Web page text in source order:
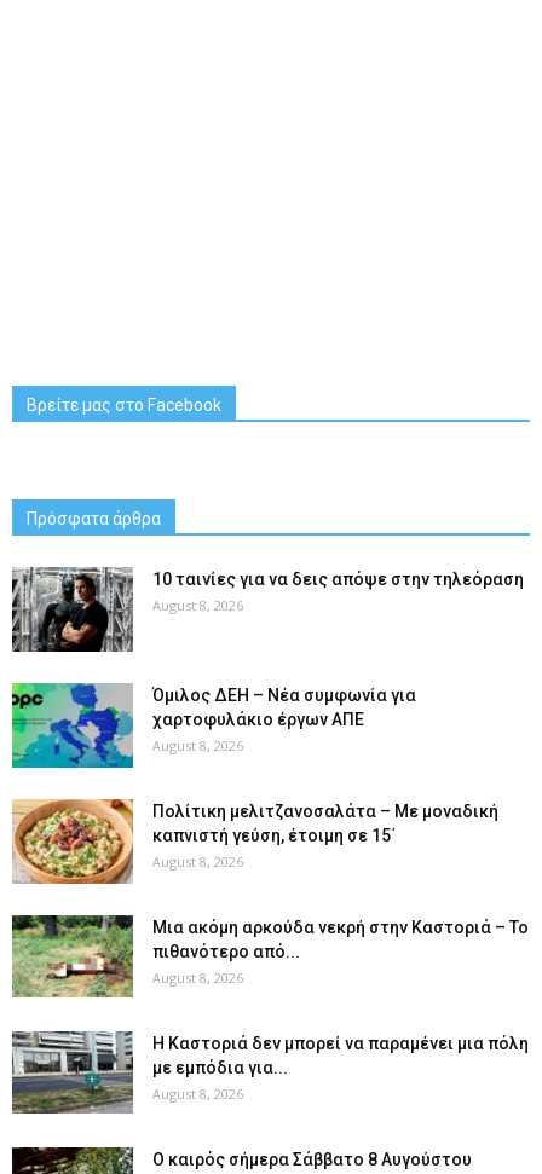
Βρείτε μας στο Facebook
Πρόσφατα άρθρα
10 ταινίες για να δεις απόψε στην τηλεόραση
August 8, 2026
Όμιλος ΔΕΗ – Νέα συμφωνία για
χαρτοφυλάκιο έργων ΑΠΕ
August 8, 2026
Πολίτικη μελιτζανοσαλάτα – Με μοναδική
καπνιστή γεύση, έτοιμη σε 15΄
August 8, 2026
Μια ακόμη αρκούδα νεκρή στην Καστοριά – Το
πιθανότερο από...
August 8, 2026
Η Καστοριά δεν μπορεί να παραμένει μια πόλη
με εμπόδια για...
August 8, 2026
Ο καιρός σήμερα Σάββατο 8 Αυγούστου